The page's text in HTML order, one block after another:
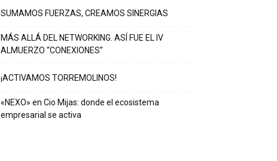
SUMAMOS FUERZAS, CREAMOS SINERGIAS
MÁS ALLÁ DEL NETWORKING. ASÍ FUE EL IV
ALMUERZO “CONEXIONES”
¡ACTIVAMOS TORREMOLINOS!
«NEXO» en Cio Mijas: donde el ecosistema
empresarial se activa